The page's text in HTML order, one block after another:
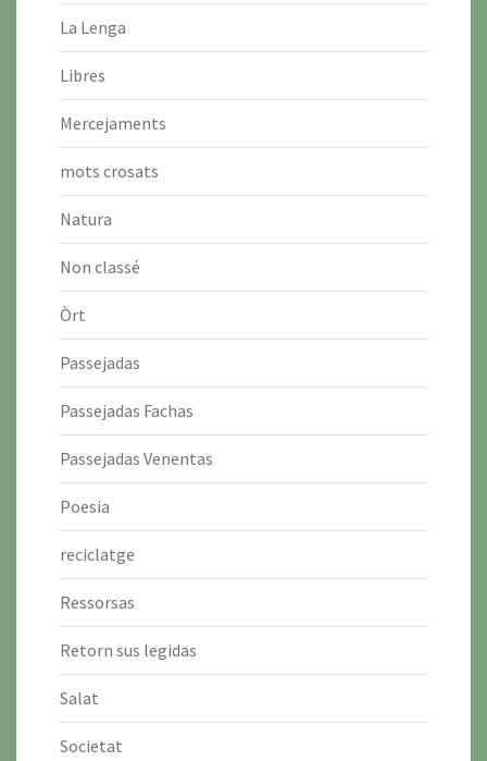
La Lenga
Libres
Mercejaments
mots crosats
Natura
Non classé
Òrt
Passejadas
Passejadas Fachas
Passejadas Venentas
Poesia
reciclatge
Ressorsas
Retorn sus legidas
Salat
Societat